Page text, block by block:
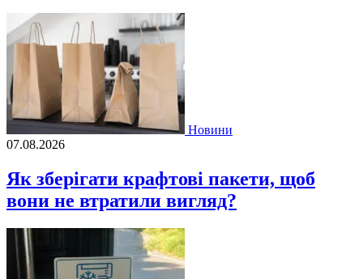
Новини
07.08.2026
Як зберігати крафтові пакети, щоб
вони не втратили вигляд?